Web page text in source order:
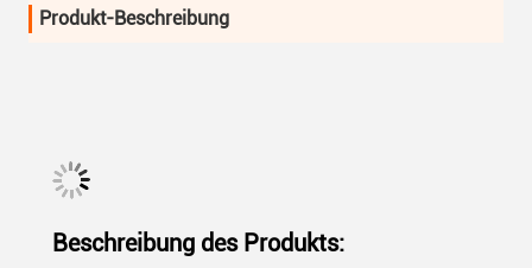
Produkt-Beschreibung
Beschreibung des Produkts: